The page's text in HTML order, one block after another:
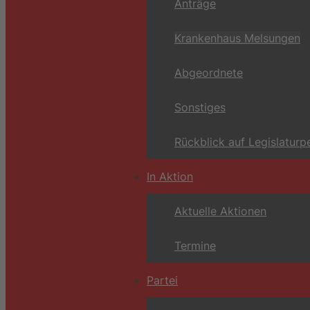
Anträge
Krankenhaus Melsungen
Abgeordnete
Sonstiges
Rückblick auf
In Aktion
Aktuelle Aktionen
Termine
Partei